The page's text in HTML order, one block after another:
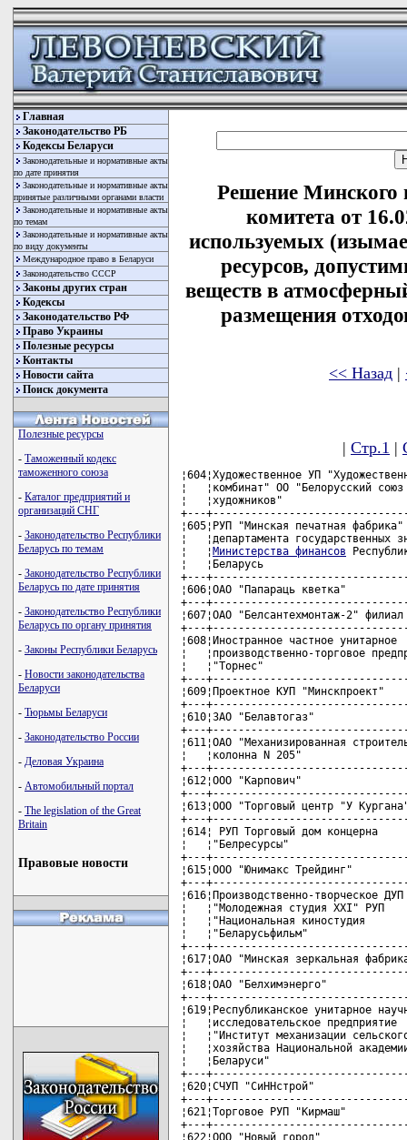
Главная
Законодательство РБ
Кодексы Беларуси
Законодательные и нормативные акты
по дате принятия
Законодательные и нормативные акты
принятые различными органами власти
Законодательные и нормативные акты
по темам
Законодательные и нормативные акты
по виду документы
Международное право в Беларуси
Законодательство СССР
Законы других стран
Кодексы
Законодательство РФ
Право Украины
Полезные ресурсы
Контакты
Новости сайта
Поиск документа
Полезные ресурсы
- Таможенный кодекс
таможенного союза
- Каталог предприятий и
организаций СНГ
- Законодательство Республики
Беларусь по темам
- Законодательство Республики
Беларусь по дате принятия
- Законодательство Республики
Беларусь по органу принятия
- Законы Республики Беларусь
- Новости законодательства
Беларуси
- Тюрьмы Беларуси
- Законодательство России
- Деловая Украина
- Автомобильный портал
- The legislation of the Great
Britain
Правовые новости
Решение Минского
комитета от
используемых
ресурсов,
веществ в
размещения
<< Назад |
| Стр.1 |
¦604¦Художественное УП
¦   ¦комбинат" ОО
¦   ¦художников"
+---
¦605¦РУП "Минская печатная
¦   ¦департамента
¦   ¦Министерства финансов Республики     ¦           ¦            ¦
¦   ¦Беларусь                             ¦           ¦            ¦
+---+-------------------------------------+-----------+------------+
¦606¦ОАО "Папараць кветка"                ¦    189,0  ¦         4,6¦
+---+-------------------------------------+-----------+------------+
¦607¦ОАО "Белсантехмонтаж-2" филиал "ЖКК" ¦    187,8  ¦            ¦
+---+-------------------------------------+-----------+------------+
¦608¦Иностранное частное унитарное        ¦    187,5  ¦         6,0¦
¦   ¦производственно-торговое предприятие ¦           ¦            ¦
¦   ¦"Торнес"                             ¦           ¦            ¦
+---+-------------------------------------+-----------+------------+
¦609¦Проектное КУП "Минскпроект"          ¦    186,3  ¦         2,4¦
+---+-------------------------------------+-----------+------------+
¦610¦ЗАО "Белавтогаз"                     ¦    185,9  ¦         7,1¦
+---+-------------------------------------+-----------+------------+
¦611¦ОАО "Механизированная строительная   ¦    185,3  ¦         7,2¦
¦   ¦колонна N 205"                       ¦           ¦            ¦
+---+-------------------------------------+-----------+------------+
¦612¦ООО "Карпович"                       ¦    182,6  ¦         2,0¦
+---+-------------------------------------+-----------+------------+
¦613¦ООО "Торговый центр "У Кургана"      ¦    182,5  ¦         4,2¦
+---+-------------------------------------+-----------+------------+
¦614¦ РУП Торговый дом концерна           ¦    182,0  ¦            ¦
¦   ¦"Белресурсы"                         ¦           ¦            ¦
+---+-------------------------------------+-----------+------------+
¦615¦ООО "Юнимакс Трейдинг"               ¦    181,5  ¦        10,0¦
+---+-------------------------------------+-----------+------------+
¦616¦Производственно-творческое ДУП       ¦    180,1  ¦         1,8¦
¦   ¦"Молодежная студия XXI" РУП          ¦           ¦            ¦
¦